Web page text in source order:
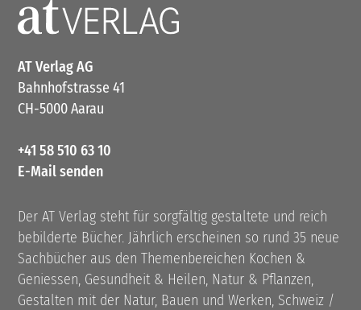
AT Verlag AG
Bahnhofstrasse 41
CH-5000 Aarau
+41 58 510 63 10
E-Mail senden
Der AT Verlag steht für sorgfältig gestaltete und reich
bebilderte Bücher. Jährlich erscheinen so rund 35 neue
Sachbücher aus den Themenbereichen Kochen &
Geniessen, Gesundheit & Heilen, Natur & Pflanzen,
Gestalten mit der Natur, Bauen und Werken, Schweiz /